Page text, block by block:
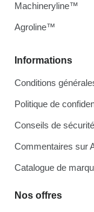
Informations
Conditions
Politique de
Conseils de sécurité
Commentaires sur
Catalogue de
Nos offres
Machineryline™
Agroline™